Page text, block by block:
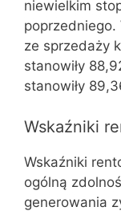
niewielkim
ze sprzedaży
stanowiły
stanowiły
Wskaźniki
Wskaźniki
ogólną
generowania